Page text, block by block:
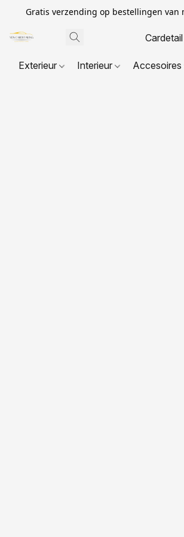
Gratis verzending op bestellingen van
Exterieur Interieur Accesoires